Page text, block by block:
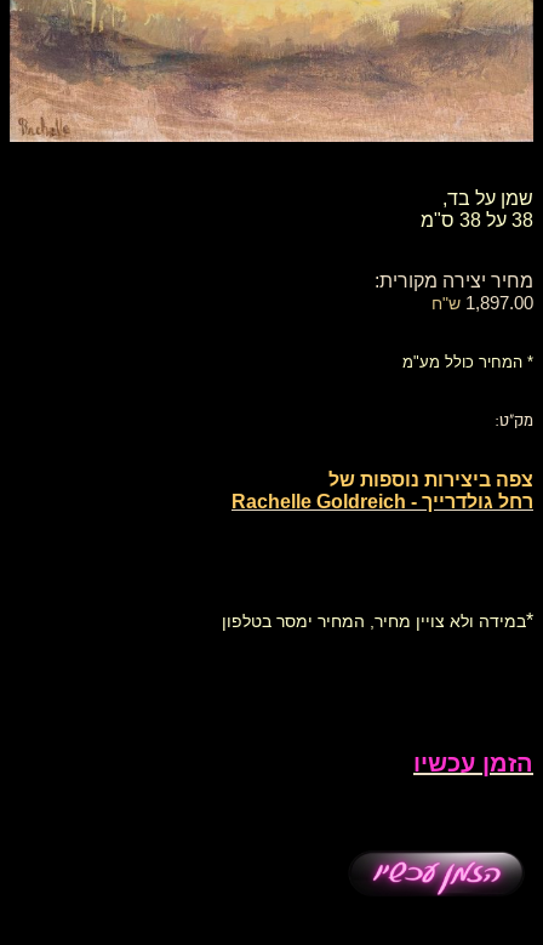
​​​​​​​שמן על בד,
38 על 38 ס"מ
מחיר יצירה מקורית:
1,897.00 ש"ח
* המחיר כולל מע"מ
מק"ט:
צפה ביצירות נוספות של
רחל גולדרייך - Rachelle Goldreich
*במידה ולא צויין מחיר, המחיר ימסר בטלפון
הזמן עכשיו